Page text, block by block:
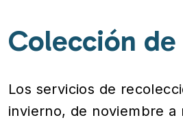
Colección de
Los servicios de
invierno, de noviembre a